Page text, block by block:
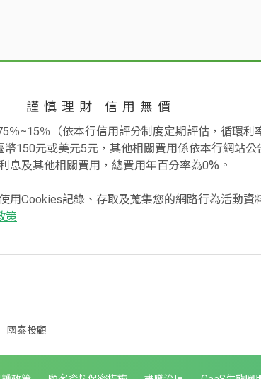
謹慎理財 信用無價
％~15％（依本行信用評分制度定期評估，循環利
150元或美元5元，其他相關費用係依本行網站公
息及其他相關費用，總費用年百分率為0%。
用Cookies記錄、存取及蒐集您的網路行為活動資
策
國泰投顧